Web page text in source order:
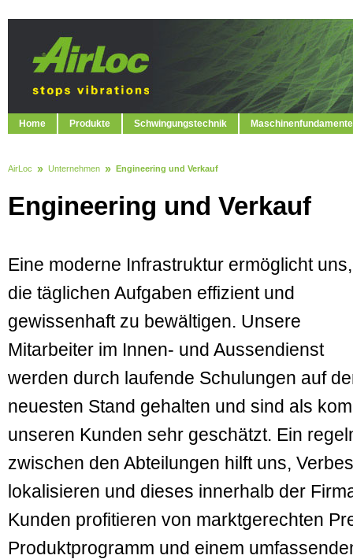
Home Produkte Schwingungstechnik Maschinenfundamente
AirLoc Unternehmen Engineering und Verkauf
Engineering und Verkauf
Eine moderne Infrastruktur ermöglicht uns,
die täglichen Aufgaben effizient und
gewissenhaft zu bewältigen. Unsere
Mitarbeiter im Innen- und Aussendienst
werden durch laufende Schulungen auf
neuesten Stand gehalten und sind als
unseren Kunden sehr geschätzt. Ein
zwischen den Abteilungen hilft uns,
lokalisieren und dieses innerhalb der
Kunden profitieren von marktgerechten
Produktprogramm und einem